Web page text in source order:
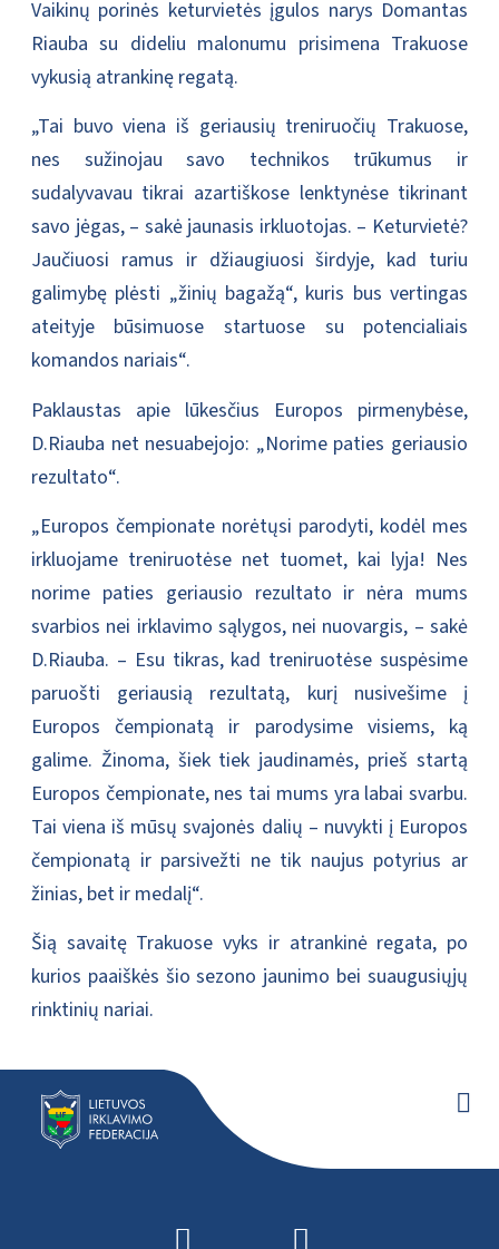
Vaikinų porinės keturvietės įgulos narys Domantas
Riauba su dideliu malonumu prisimena Trakuose
vykusią atrankinę regatą.
„Tai buvo viena iš geriausių treniruočių Trakuose,
nes sužinojau savo technikos trūkumus ir
sudalyvavau tikrai azartiškose lenktynėse tikrinant
savo jėgas, – sakė jaunasis irkluotojas. – Keturvietė?
Jaučiuosi ramus ir džiaugiuosi širdyje, kad turiu
galimybę plėsti „žinių bagažą“, kuris bus vertingas
ateityje būsimuose startuose su potencialiais
komandos nariais“.
Paklaustas apie lūkesčius Europos pirmenybėse,
D.Riauba net nesuabejojo: „Norime paties geriausio
rezultato“.
„Europos čempionate norėtųsi parodyti, kodėl mes
irkluojame treniruotėse net tuomet, kai lyja! Nes
norime paties geriausio rezultato ir nėra mums
svarbios nei irklavimo sąlygos, nei nuovargis, – sakė
D.Riauba. – Esu tikras, kad treniruotėse suspėsime
paruošti geriausią rezultatą, kurį nusivešime į
Europos čempionatą ir parodysime visiems, ką
galime. Žinoma, šiek tiek jaudinamės, prieš startą
Europos čempionate, nes tai mums yra labai svarbu.
Tai viena iš mūsų svajonės dalių – nuvykti į Europos
čempionatą ir parsivežti ne tik naujus potyrius ar
žinias, bet ir medalį“.
Šią savaitę Trakuose vyks ir atrankinė regata, po
kurios paaiškės šio sezono jaunimo bei suaugusiųjų
rinktinių nariai.